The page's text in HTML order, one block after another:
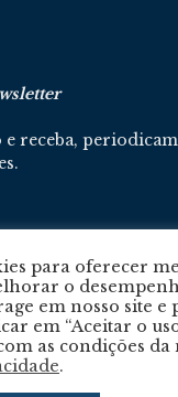
e receba,
Política De Privacidade
para oferecer
o
em nosso site e
em “Aceitar o
as condições da
.